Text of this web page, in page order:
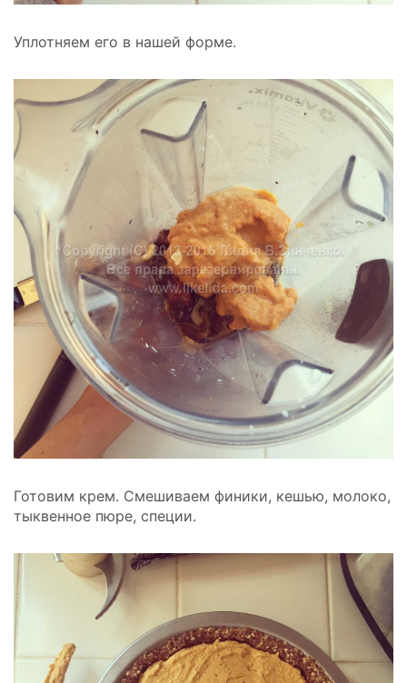
Уплотняем его в нашей форме.
Готовим крем. Смешиваем финики, кешью, молоко,
тыквенное пюре, специи.